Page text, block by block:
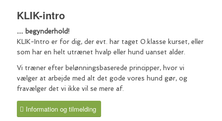
KLIK-intro
… begynderhold!
KLIK-Intro er for dig, der evt. har taget 0.klasse kurset, eller
som har en helt utrænet hvalp eller hund uanset alder.
Vi træner efter belønningsbaserede principper, hvor vi
vælger at arbejde med alt det gode vores hund gør, og
fravælger det vi ikke vil se mere af.
Information og tilmelding